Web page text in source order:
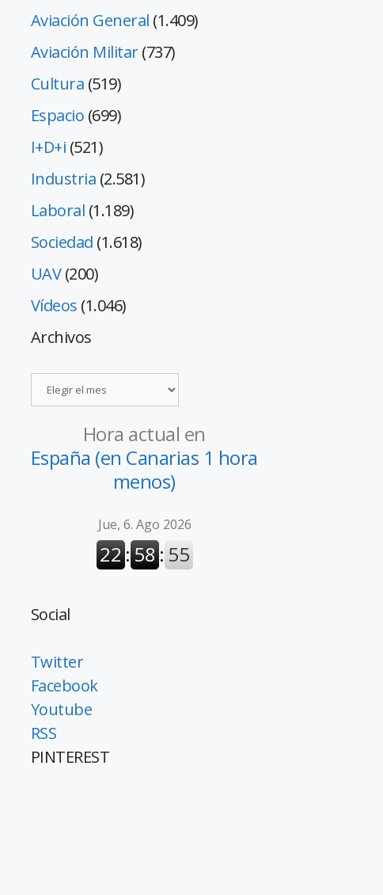
Aviación General (1.409)
Aviación Militar(737)
Cultura (519)
Espacio (699)
I+D+i (521)
Industria (2.581)
Laboral (1.189)
Sociedad (1.618)
UAV(200)
Vídeos (1.046)
Archivos
Hora actual en
España (en Canarias 1 hora
menos)
Social
Twitter
Facebook
Youtube
RSS
PINTEREST